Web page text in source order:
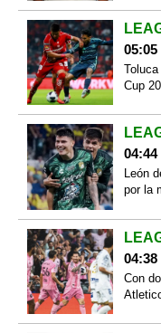
05:05
Cup
04:44
León
por la
04:38
Con